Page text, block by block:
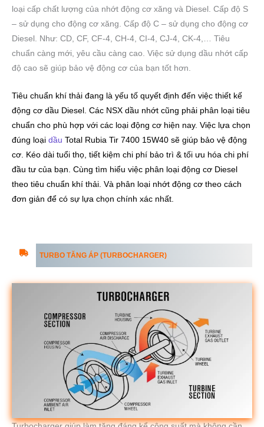
loại cấp chất lượng của nhớt động cơ xăng và Diesel. Cấp độ S
– sử dụng cho động cơ xăng. Cấp độ C – sử dụng cho động cơ
Diesel. Như: CD, CF, CF-4, CH-4, CI-4, CJ-4, CK-4,… Tiêu
chuẩn càng mới, yêu cầu càng cao. Việc sử dụng dầu nhớt cấp
độ cao sẽ giúp bảo vệ động cơ của bạn tốt hơn.
Tiêu chuẩn khí thải đang là yếu tố quyết định đến việc thiết kế
động cơ dầu Diesel. Các NSX dầu nhớt cũng phải phân loại tiêu
chuẩn cho phù hợp với các loại động cơ hiện nay. Việc lựa chọn
đúng loại dầu Total Rubia Tir 7400 15W40 sẽ giúp bảo vệ động
cơ. Kéo dài tuổi thọ, tiết kiệm chi phí bảo trì & tối ưu hóa chi phí
đầu tư của bạn. Cùng tìm hiểu việc phân loại động cơ Diesel
theo tiêu chuẩn khí thải. Và phân loại nhớt động cơ theo cách
đơn giản để có sự lựa chọn chính xác nhất.
TURBO TĂNG ÁP (TURBOCHARGER)